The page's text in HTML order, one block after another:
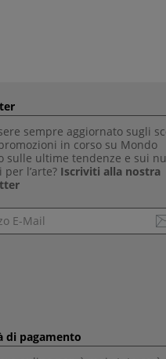
sempre aggiornato sugli
in corso su Mondo
sulle ultime tendenze e sui
l’arte? Iscriviti alla nostra
di pagamento